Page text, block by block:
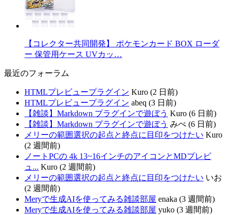
【コレクター共同開発】 ポケモンカード BOX ローダ
ー 保管用ケース UVカッ…
最近のフォーラム
HTMLプレビュープラグイン Kuro (2 日前)
HTMLプレビュープラグイン abeq (3 日前)
【雑談】Markdown プラグインで遊ぼう Kuro (6 日前)
【雑談】Markdown プラグインで遊ぼう みぺ (6 日前)
メリーの範囲選択の起点と終点に目印をつけたい Kuro
(2 週間前)
ノートPCの 4k 13~16インチのアイコンとMDプレビ
ュ... Kuro (2 週間前)
メリーの範囲選択の起点と終点に目印をつけたい いお
(2 週間前)
Meryで生成AIを使ってみる雑談部屋 enaka (3 週間前)
Meryで生成AIを使ってみる雑談部屋 yuko (3 週間前)